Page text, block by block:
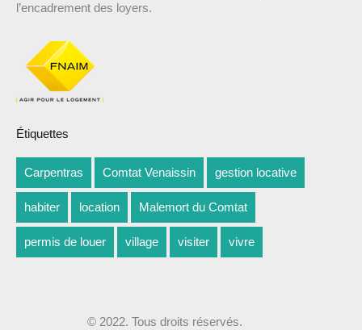
l’encadrement des loyers.
Étiquettes
Carpentras Comtat Venaissin gestion locative
habiter location Malemort du Comtat
permis de louer village visiter vivre
© 2022. Tous droits réservés.